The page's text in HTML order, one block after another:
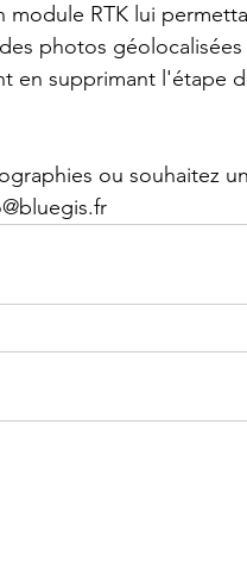
RTK lui
photos
en supprimant l'étape
ou souhaitez